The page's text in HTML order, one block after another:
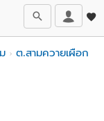
ต.สามควายเผือก